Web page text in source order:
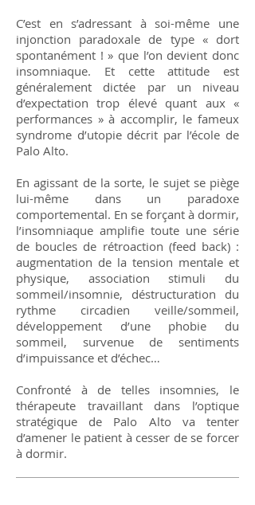
C’est en s’adressant à soi-même une
injonction paradoxale de type « dort
spontanément ! » que l’on devient donc
insomniaque. Et cette attitude est
généralement dictée par un niveau
d’expectation trop élevé quant aux «
performances » à accomplir, le fameux
syndrome d’utopie décrit par l’école de
Palo Alto.
En agissant de la sorte, le sujet se piège
lui-même dans un paradoxe
comportemental. En se forçant à dormir,
l’insomniaque amplifie toute une série
de boucles de rétroaction (feed back) :
augmentation de la tension mentale et
physique, association stimuli du
sommeil/insomnie, déstructuration du
rythme circadien veille/sommeil,
développement d’une phobie du
sommeil, survenue de sentiments
d’impuissance et d’échec…
Confronté à de telles insomnies, le
thérapeute travaillant dans l’optique
stratégique de Palo Alto va tenter
d’amener le patient à cesser de se forcer
à dormir.